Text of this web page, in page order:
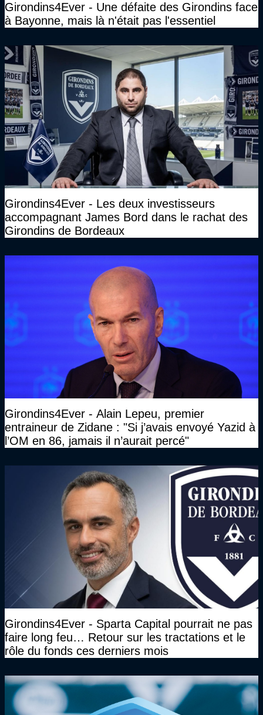
Girondins4Ever - Une défaite des Girondins face
à Bayonne, mais là n'était pas l'essentiel
Girondins4Ever - Les deux investisseurs
accompagnant James Bord dans le rachat des
Girondins de Bordeaux
Girondins4Ever - Alain Lepeu, premier
entraineur de Zidane : "Si j’avais envoyé Yazid à
l’OM en 86, jamais il n’aurait percé"
Girondins4Ever - Sparta Capital pourrait ne pas
faire long feu… Retour sur les tractations et le
rôle du fonds ces derniers mois